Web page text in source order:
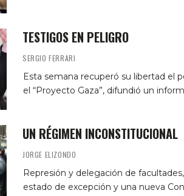
TESTIGOS EN PELIGRO
SERGIO FERRARI
Esta semana recuperó su libertad el
el “Proyecto Gaza”, difundió un
UN RÉGIMEN INCONSTITUCIONAL
JORGE ELIZONDO
Represión y delegación de
estado de excepción y una nueva